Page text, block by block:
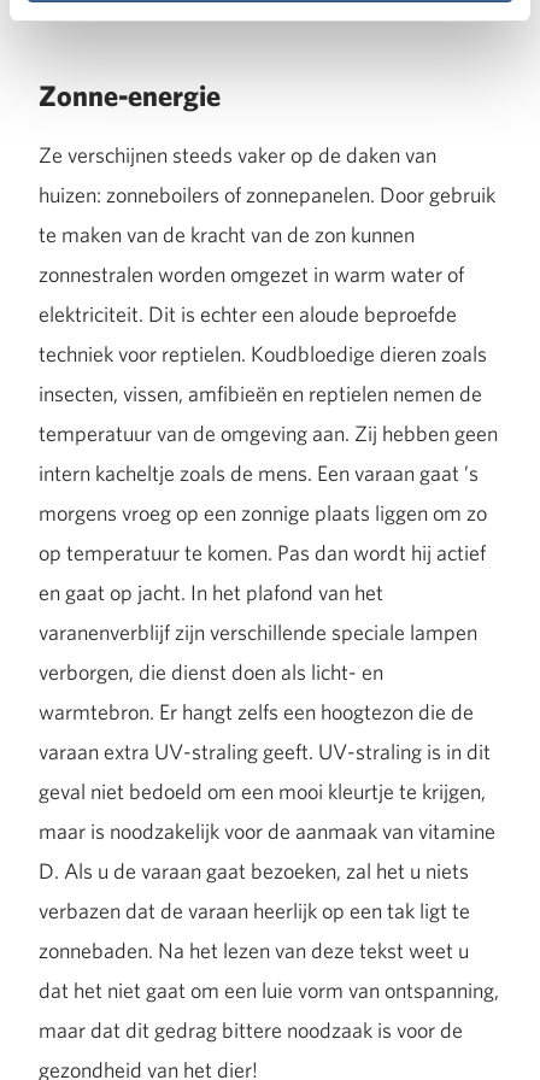
Zonne-energie
Ze verschijnen steeds vaker op de daken van
huizen: zonneboilers of zonnepanelen. Door gebruik
te maken van de kracht van de zon kunnen
zonnestralen worden omgezet in warm water of
elektriciteit. Dit is echter een aloude beproefde
techniek voor reptielen. Koudbloedige dieren zoals
insecten, vissen, amfibieën en reptielen nemen de
temperatuur van de omgeving aan. Zij hebben geen
intern kacheltje zoals de mens. Een varaan gaat ’s
morgens vroeg op een zonnige plaats liggen om zo
op temperatuur te komen. Pas dan wordt hij actief
en gaat op jacht. In het plafond van het
varanenverblijf zijn verschillende speciale lampen
verborgen, die dienst doen als licht- en
warmtebron. Er hangt zelfs een hoogtezon die de
varaan extra UV-straling geeft. UV-straling is in dit
geval niet bedoeld om een mooi kleurtje te krijgen,
maar is noodzakelijk voor de aanmaak van vitamine
D. Als u de varaan gaat bezoeken, zal het u niets
verbazen dat de varaan heerlijk op een tak ligt te
zonnebaden. Na het lezen van deze tekst weet u
dat het niet gaat om een luie vorm van ontspanning,
maar dat dit gedrag bittere noodzaak is voor de
gezondheid van het dier!